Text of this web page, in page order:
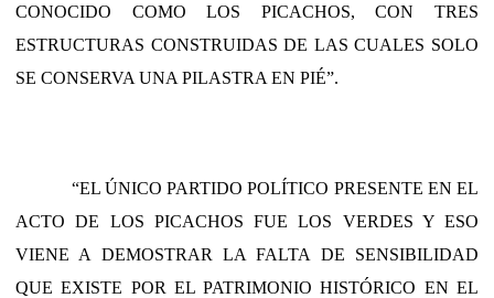
CONOCIDO COMO LOS PICACHOS, CON TRES
ESTRUCTURAS CONSTRUIDAS DE LAS CUALES SOLO
SE CONSERVA UNA PILASTRA EN PIÉ”.
“EL ÚNICO PARTIDO POLÍTICO PRESENTE EN EL
ACTO DE LOS PICACHOS FUE LOS VERDES Y ESO
VIENE A DEMOSTRAR LA FALTA DE SENSIBILIDAD
QUE EXISTE POR EL PATRIMONIO HISTÓRICO EN EL